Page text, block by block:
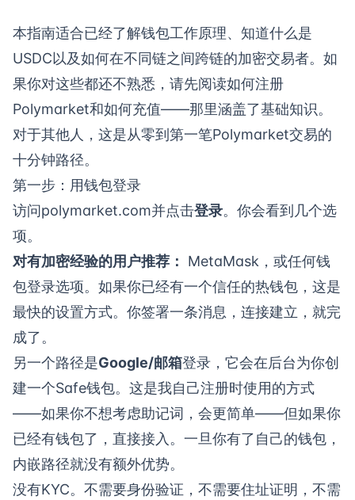
本指南适合已经了解钱包工作原理、知道什么是
USDC以及如何在不同链之间跨链的加密交易者。如
果你对这些都还不熟悉，请先阅读如何注册
Polymarket和如何充值——那里涵盖了基础知识。
对于其他人，这是从零到第一笔Polymarket交易的
十分钟路径。
第一步：用钱包登录
访问polymarket.com并点击登录。你会看到几个选
项。
对有加密经验的用户推荐：
MetaMask，或任何钱
包登录选项。如果你已经有一个信任的热钱包，这是
最快的设置方式。你签署一条消息，连接建立，就完
成了。
另一个路径是Google/邮箱登录，它会在后台为你创
建一个Safe钱包。这是我自己注册时使用的方式
——如果你不想考虑助记词，会更简单——但如果你
已经有钱包了，直接接入。一旦你有了自己的钱包，
内嵌路径就没有额外优势。
没有KYC。不需要身份验证，不需要住址证明，不需